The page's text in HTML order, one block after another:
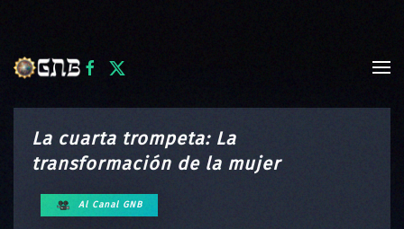
La cuarta trompeta: La
transformación de la mujer
Al Canal GNB